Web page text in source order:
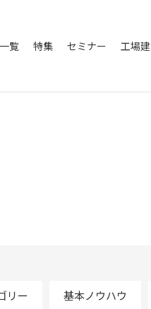
覧 特集 セミナー 工場
リー 基本ノウハウ